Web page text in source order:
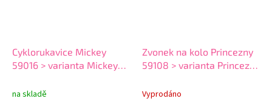
Cyklorukavice Mickey
59016 > varianta Mickey
na skladě
Zvonek na kolo Princezny
59108 > varianta Princezny
Vyprodáno